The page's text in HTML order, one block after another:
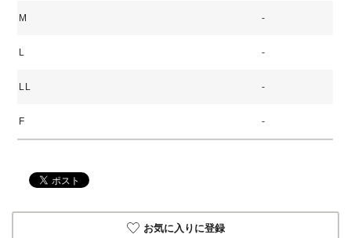
M -
L -
LL -
F -
お気に入りに登録